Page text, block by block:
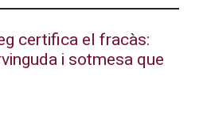
certifica el fracàs:
i sotmesa que